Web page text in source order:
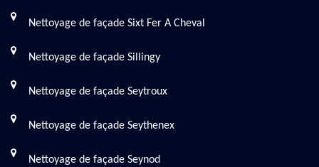
Nettoyage de façade Sixt Fer A Cheval
Nettoyage de façade Sillingy
Nettoyage de façade Seytroux
Nettoyage de façade Seythenex
Nettoyage de façade Seynod